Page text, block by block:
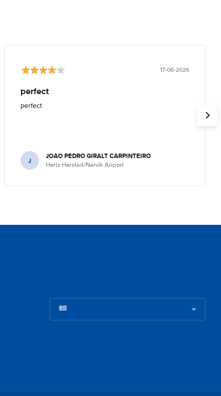
17-06-2026
perfect
perfect
J JOAO PEDRO GIRALT CARPINTEIRO
Hertz Harstad/Narvik Airport